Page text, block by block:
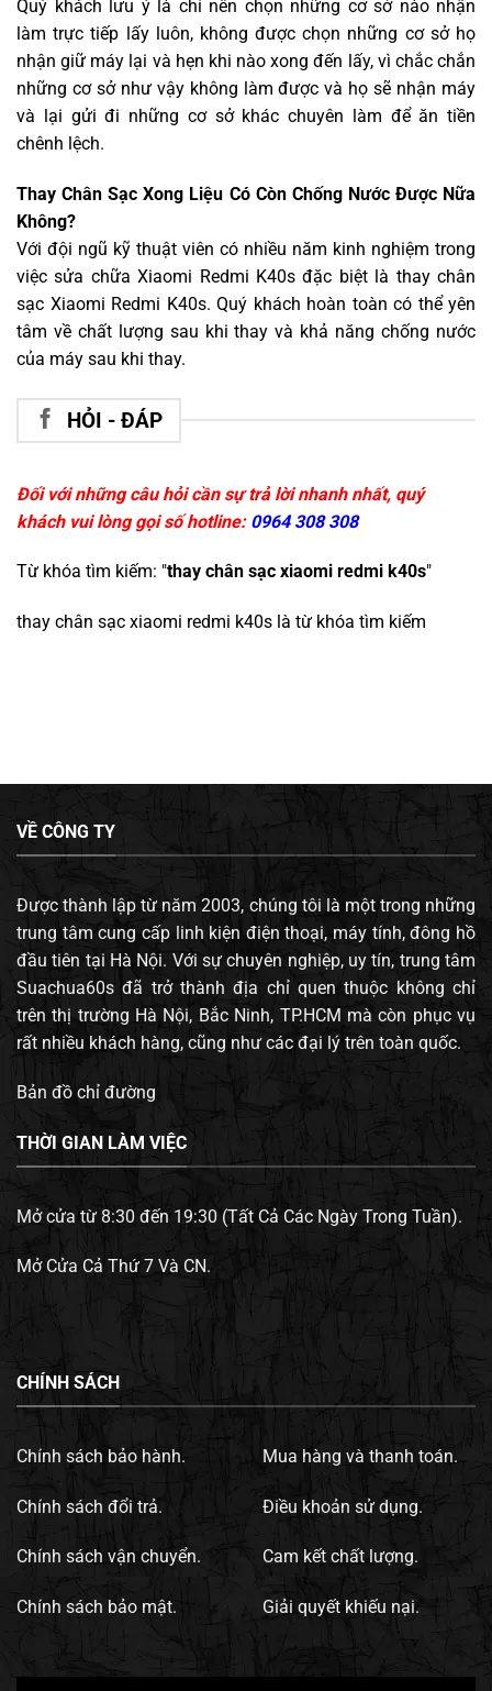
Quý khách lưu ý là chỉ nên chọn những cơ sở nào nhận
làm trực tiếp lấy luôn, không được chọn những cơ sở họ
nhận giữ máy lại và hẹn khi nào xong đến lấy, vì chắc chắn
những cơ sở như vậy không làm được và họ sẽ nhận máy
và lại gửi đi những cơ sở khác chuyên làm để ăn tiền
chênh lệch.
Thay Chân Sạc Xong Liệu Có Còn Chống Nước Được Nữa
Không?
Với đội ngũ kỹ thuật viên có nhiều năm kinh nghiệm trong
việc sửa chữa Xiaomi Redmi K40s đặc biệt là thay chân
sạc Xiaomi Redmi K40s. Quý khách hoàn toàn có thể yên
tâm về chất lượng sau khi thay và khả năng chống nước
của máy sau khi thay.
HỎI - ĐÁP
Đối với những câu hỏi cần sự trả lời nhanh nhất, quý
khách vui lòng gọi số hotline: 0964 308 308
Từ khóa tìm kiếm: "thay chân sạc xiaomi redmi k40s"
thay chân sạc xiaomi redmi k40s là từ khóa tìm kiếm
VỀ CÔNG TY
Được thành lập từ năm 2003, chúng tôi là một trong những
trung tâm cung cấp linh kiện điện thoại, máy tính, đông hồ
đầu tiên tại Hà Nội. Với sự chuyên nghiệp, uy tín, trung tâm
Suachua60s đã trở thành địa chỉ quen thuộc không chỉ
trên thị trường Hà Nội, Bắc Ninh, TP.HCM mà còn phục vụ
rất nhiều khách hàng, cũng như các đại lý trên toàn quốc.
Bản đồ chỉ đường
THỜI GIAN LÀM VIỆC
Mở cửa từ 8:30 đến 19:30 (Tất Cả Các Ngày Trong Tuần).
Mở Cửa Cả Thứ 7 Và CN.
CHÍNH SÁCH
Chính sách bảo hành.
Chính sách đổi trả.
Chính sách vận chuyển.
Chính sách bảo mật.
Mua hàng và thanh toán.
Điều khoản sử dụng.
Cam kết chất lượng.
Giải quyết khiếu nại.